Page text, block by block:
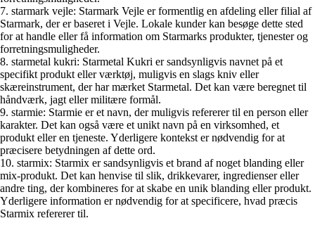
7. starmark vejle: Starmark Vejle er formentlig en afdeling eller filial af
Starmark, der er baseret i Vejle. Lokale kunder kan besøge dette sted
for at handle eller få information om Starmarks produkter, tjenester og
forretningsmuligheder.
8. starmetal kukri: Starmetal Kukri er sandsynligvis navnet på et
specifikt produkt eller værktøj, muligvis en slags kniv eller
skæreinstrument, der har mærket Starmetal. Det kan være beregnet til
håndværk, jagt eller militære formål.
9. starmie: Starmie er et navn, der muligvis refererer til en person eller
karakter. Det kan også være et unikt navn på en virksomhed, et
produkt eller en tjeneste. Yderligere kontekst er nødvendig for at
præcisere betydningen af dette ord.
10. starmix: Starmix er sandsynligvis et brand af noget blanding eller
mix-produkt. Det kan henvise til slik, drikkevarer, ingredienser eller
andre ting, der kombineres for at skabe en unik blanding eller produkt.
Yderligere information er nødvendig for at specificere, hvad præcis
Starmix refererer til.